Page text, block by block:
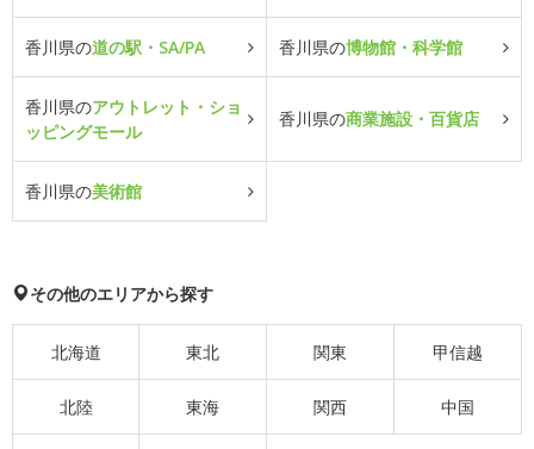
香川県の道の駅・SA/PA 香川県の博物館・科学館
香川県のアウトレット・ショ
ッピングモール
香川県の商業施設・百貨店
香川県の美術館
その他のエリアから探す
北海道 東北 関東 甲信越
北陸 東海 関西 中国